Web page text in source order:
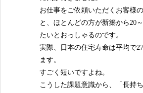
お仕事をご依頼いただくお客様
と、ほとんどの方が新築から20
たいとおっしゃるのです。
実際、日本の住宅寿命は平均で
ます。
すごく短いですよね。
こうした課題意識から、「長持